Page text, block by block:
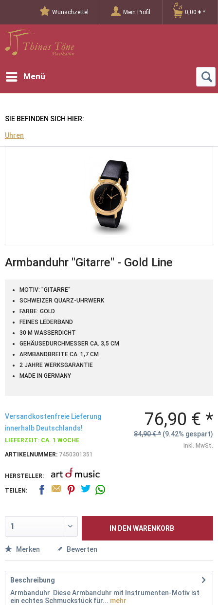
Wunschzettel Mein Profil 0,00 € *
Menü
SIE BEFINDEN SICH HIER:
Uhren
Armbanduhr "Gitarre" - Gold Line
MOTIV: "GITARRE"
SCHWEIZER QUARZ-UHRWERK
FARBE: GOLD
FEINES LEDERBAND
30 M WASSERDICHT
GEHÄUSEDURCHMESSER CA. 3,5 CM
ARMBANDBREITE CA. 1,7 CM
2 JAHRE WERKSGARANTIE
MADE IN GERMANY
Versandkostenfreie Lieferung
innerhalb Deutschlands!
LIEFERZEIT: CA. 1 WOCHE
ARTIKELNUMMER: 7450301351
HERSTELLER:
76,90 € *
84,90 € * (9.42% gespart)
inkl. MwSt.
TEILEN:
IN DEN WARENKORB
Merken Bewerten
Beschreibung
Armbanduhr Diese Armbanduhr mit Instrumenten-Motiv ist
ein echtes Schmuckstück für... mehr